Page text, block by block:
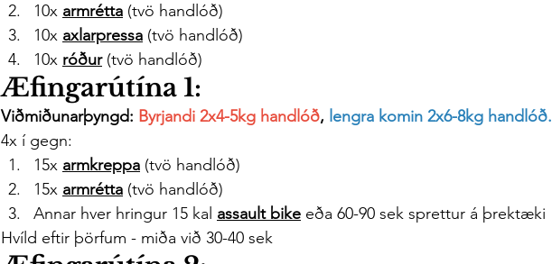
10x armrétta (tvö handlóð)
10x axlarpressa (tvö handlóð)
10x róður (tvö handlóð)
Æfingarútína 1:
Viðmiðunarþyngd: Byrjandi 2x4-5kg handlóð, lengra komin 2x6-8kg handlóð.
4x í gegn:
15x armkreppa (tvö handlóð)
15x armrétta (tvö handlóð)
Annar hver hringur 15 kal assault bike eða 60-90 sek sprettur á þrektæki
Hvíld eftir þörfum - miða við 30-40 sek